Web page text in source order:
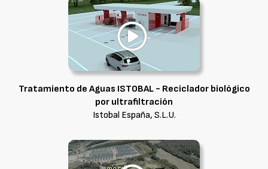
Tratamiento de Aguas ISTOBAL - Reciclador biológico
por ultrafiltración
Istobal España, S.L.U.